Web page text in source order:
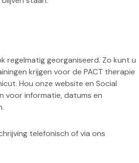
regelmatig georganiseerd. Zo kunt u
krijgen voor de PACT therapie
Hou onze website en Social
voor informatie, datums en
telefonisch of via ons